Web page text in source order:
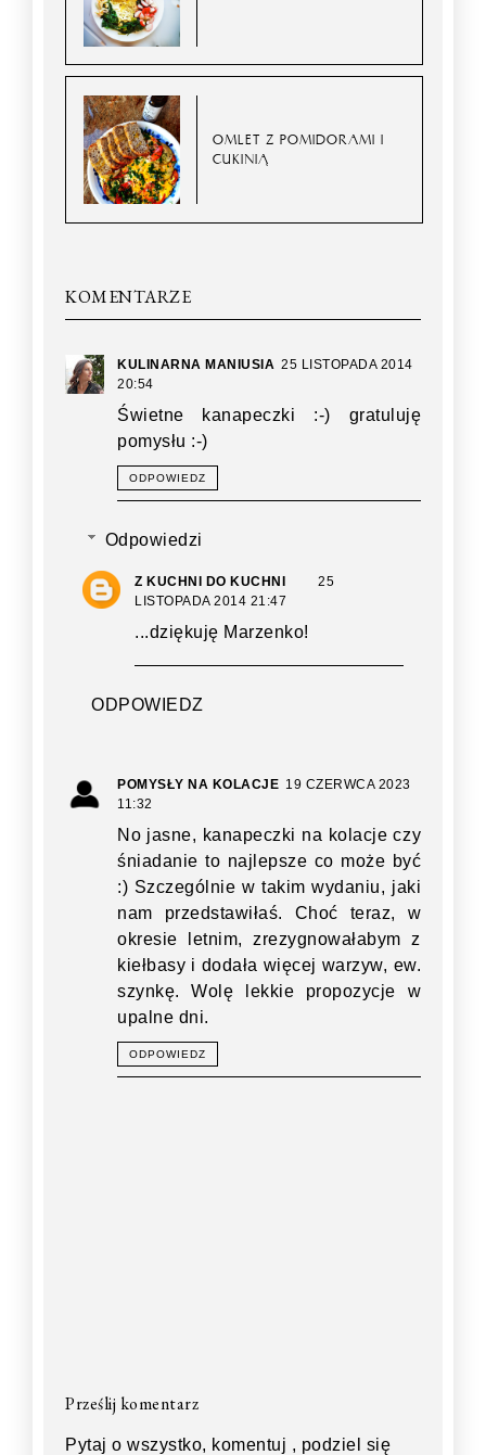
OMLET Z POMIDORAMI I
CUKINIĄ
KOMENTARZE
KULINARNA MANIUSIA 25 LISTOPADA 2014
20:54
Świetne kanapeczki :-) gratuluję
pomysłu :-)
ODPOWIEDZ
Odpowiedzi
Z KUCHNI DO KUCHNI
25
LISTOPADA 2014 21:47
...dziękuję Marzenko!
ODPOWIEDZ
POMYSŁY NA KOLACJE 19 CZERWCA 2023
11:32
No jasne, kanapeczki na kolacje czy
śniadanie to najlepsze co może być
:) Szczególnie w takim wydaniu, jaki
nam przedstawiłaś. Choć teraz, w
okresie letnim, zrezygnowałabym z
kiełbasy i dodała więcej warzyw, ew.
szynkę. Wolę lekkie propozycje w
upalne dni.
ODPOWIEDZ
Prześlij komentarz
Pytaj o wszystko, komentuj , podziel się